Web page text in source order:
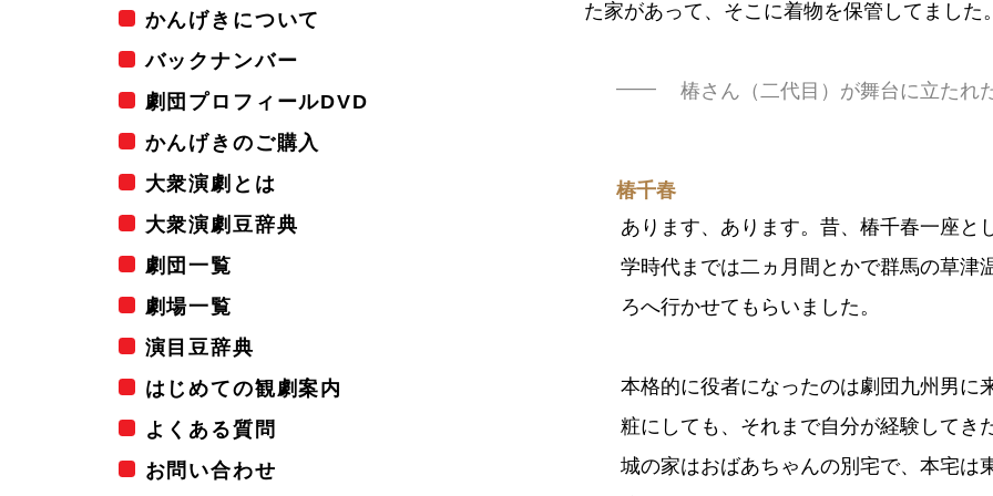
た家があって、そこに着物を保管してました
椿さん（二代目）が舞台に立たれ
椿千春
あります、あります。昔、椿千春一座と
学時代までは二ヵ月間とかで群馬の草
ろへ行かせてもらいました。
本格的に役者になったのは劇団九州男に
粧にしても、それまで自分が経験してき
城の家はおばあちゃんの別宅で、本宅は
かんげきについて
バックナンバー
劇団プロフィールDVD
かんげきのご購入
大衆演劇とは
大衆演劇豆辞典
劇団一覧
劇場一覧
演目豆辞典
はじめての観劇案内
よくある質問
お問い合わせ